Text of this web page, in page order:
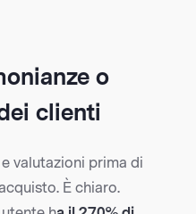
o
clienti
valutazioni prima di
È chiaro.